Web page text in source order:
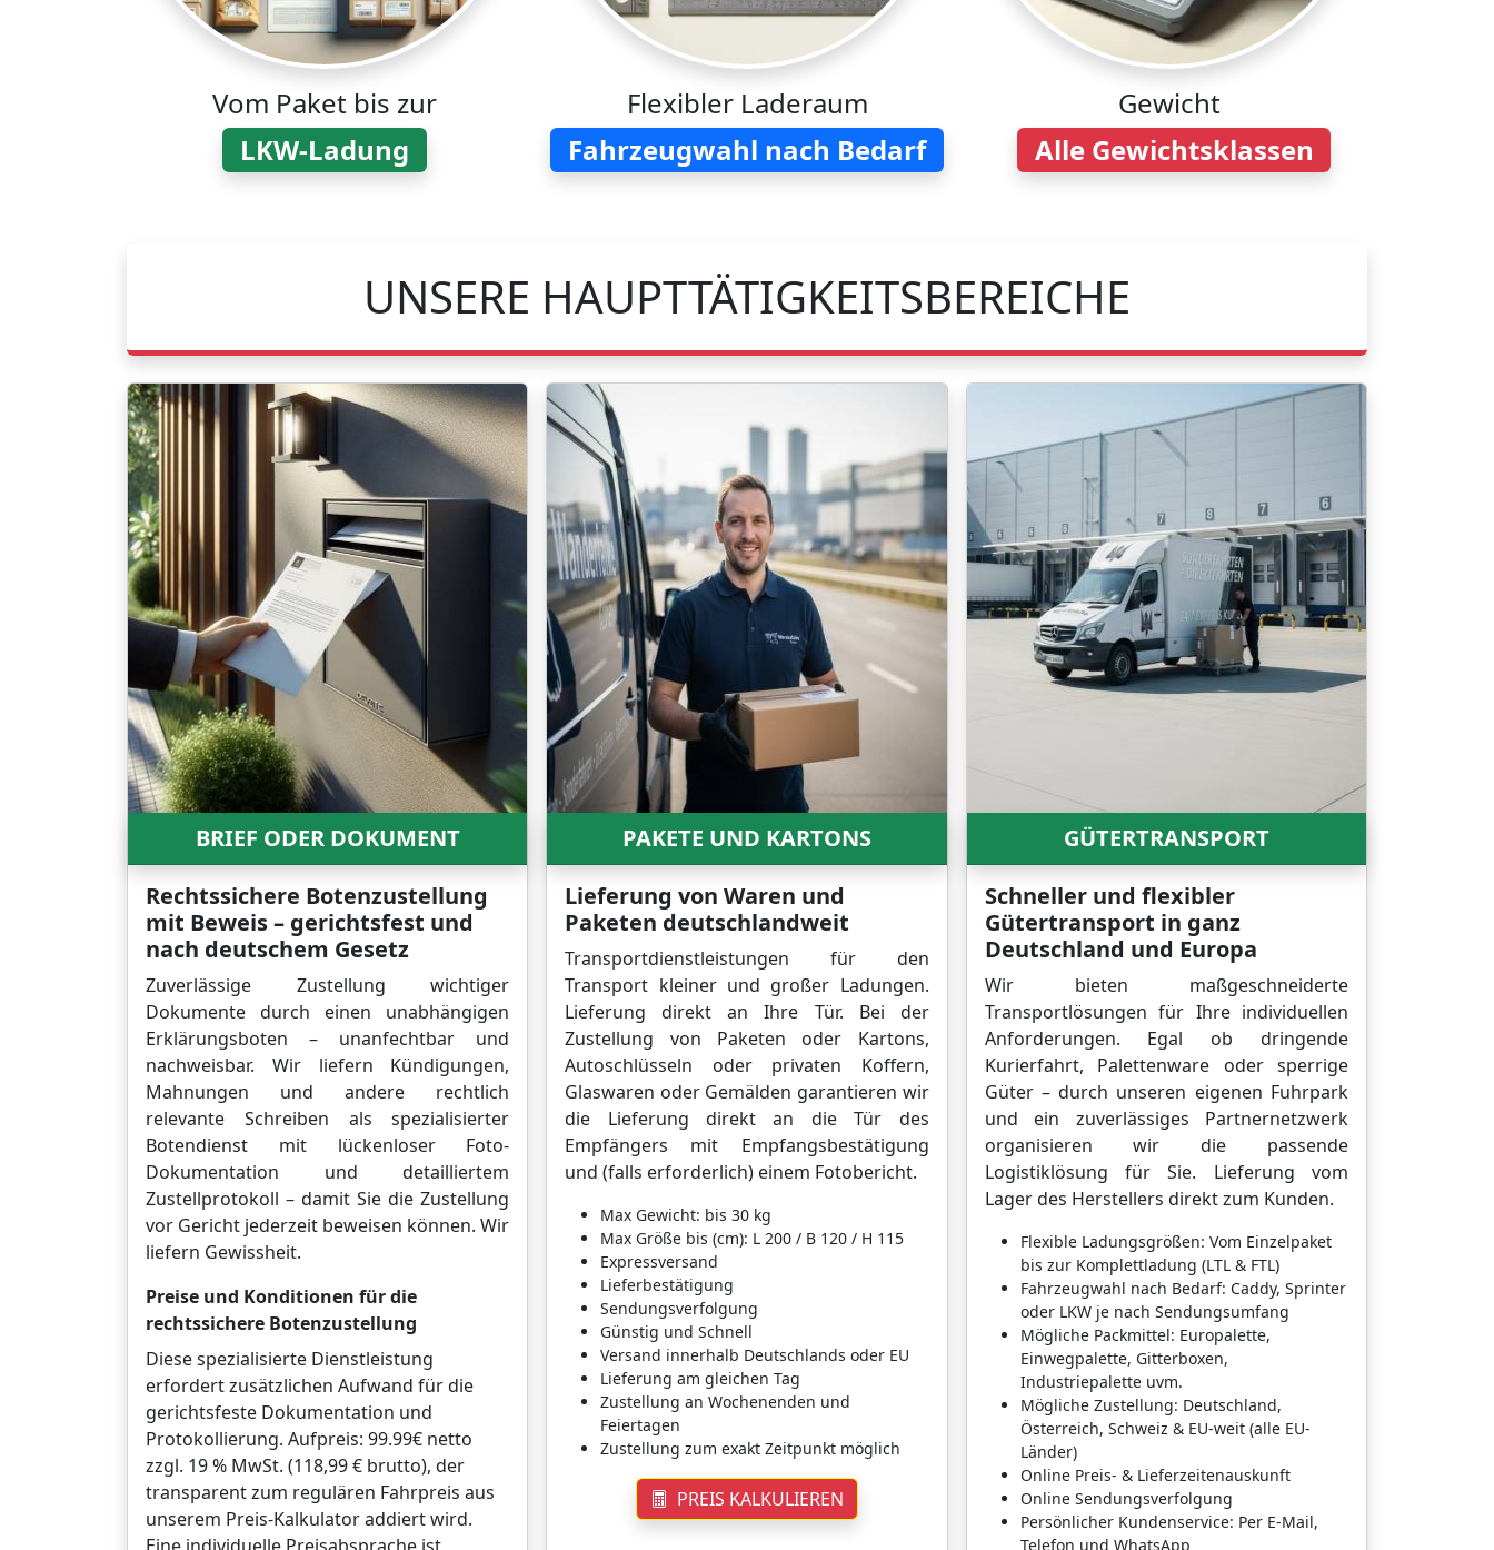
Vom Paket bis zur
LKW-Ladung
Flexibler Laderaum
Fahrzeugwahl nach Bedarf
Gewicht
Alle Gewichtsklassen
UNSERE HAUPTTÄTIGKEITSBEREICHE
BRIEF ODER DOKUMENT
Rechtssichere Botenzustellung
mit Beweis – gerichtsfest und
nach deutschem Gesetz
Zuverlässige Zustellung wichtiger
Dokumente durch einen unabhängigen
Erklärungsboten – unanfechtbar und
nachweisbar. Wir liefern Kündigungen,
Mahnungen und andere rechtlich
relevante Schreiben als spezialisierter
Botendienst mit lückenloser Foto-
Dokumentation und detailliertem
Zustellprotokoll – damit Sie die Zustellung
vor Gericht jederzeit beweisen können. Wir
liefern Gewissheit.
Preise und Konditionen für die
rechtssichere Botenzustellung
Diese spezialisierte Dienstleistung
erfordert zusätzlichen Aufwand für die
gerichtsfeste Dokumentation und
Protokollierung. Aufpreis: 99.99€ netto
zzgl. 19 % MwSt. (118,99 € brutto), der
transparent zum regulären Fahrpreis aus
unserem Preis-Kalkulator addiert wird.
PAKETE UND KARTONS
Lieferung von Waren und
Paketen deutschlandweit
Transportdienstleistungen für den
Transport kleiner und großer Ladungen.
Lieferung direkt an Ihre Tür. Bei der
Zustellung von Paketen oder Kartons,
Autoschlüsseln oder privaten Koffern,
Glaswaren oder Gemälden garantieren wir
die Lieferung direkt an die Tür des
Empfängers mit Empfangsbestätigung
und (falls erforderlich) einem Fotobericht.
Max Gewicht: bis 30 kg
Max Größe bis (cm): L 200 / B 120 / H 115
Expressversand
Lieferbestätigung
Sendungsverfolgung
Günstig und Schnell
Versand innerhalb Deutschlands oder EU
Lieferung am gleichen Tag
Zustellung an Wochenenden und
Feiertagen
Zustellung zum exakt Zeitpunkt möglich
PREIS KALKULIEREN
GÜTERTRANSPORT
Schneller und flexibler
Gütertransport in ganz
Deutschland und Europa
Wir bieten maßgeschneiderte
Transportlösungen für Ihre individuellen
Anforderungen. Egal ob dringende
Kurierfahrt, Palettenware oder sperrige
Güter – durch unseren eigenen Fuhrpark
und ein zuverlässiges Partnernetzwerk
organisieren wir die passende
Logistiklösung für Sie. Lieferung vom
Lager des Herstellers direkt zum Kunden.
Flexible Ladungsgrößen: Vom Einzelpaket
bis zur Komplettladung (LTL & FTL)
Fahrzeugwahl nach Bedarf: Caddy, Sprinter
oder LKW je nach Sendungsumfang
Mögliche Packmittel: Europalette,
Einwegpalette, Gitterboxen,
Industriepalette uvm.
Mögliche Zustellung: Deutschland,
Österreich, Schweiz & EU-weit (alle EU-
Länder)
Online Preis- & Lieferzeitenauskunft
Online Sendungsverfolgung
Persönlicher Kundenservice: Per E-Mail,
Telefon und WhatsApp